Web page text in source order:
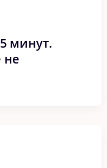
минут.
не